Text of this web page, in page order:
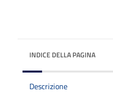
INDICE DELLA PAGINA
Descrizione